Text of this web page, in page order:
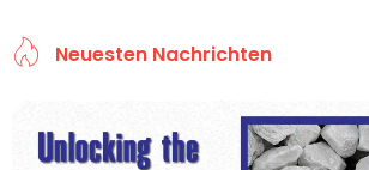
Neuesten Nachrichten